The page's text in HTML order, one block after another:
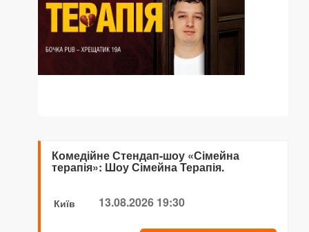
Комедійне Стендап-шоу «Сімейна
терапія»: Шоу Сімейна Терапія.
Київ 13.08.2026 19:30